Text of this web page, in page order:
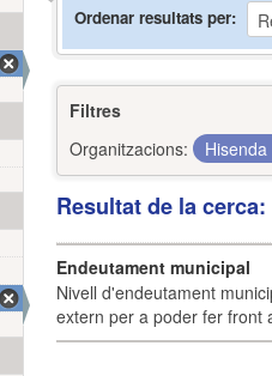
Ordenar resultats per
Filtres
Organitzacions:
Hisenda
Resultat de la
Endeutament municipal
Nivell d'endeutament
extern per a poder fer front